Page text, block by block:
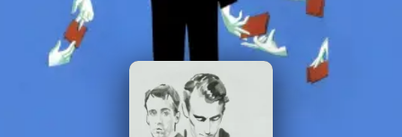
Dizi Kategorileri
Giriş Yap